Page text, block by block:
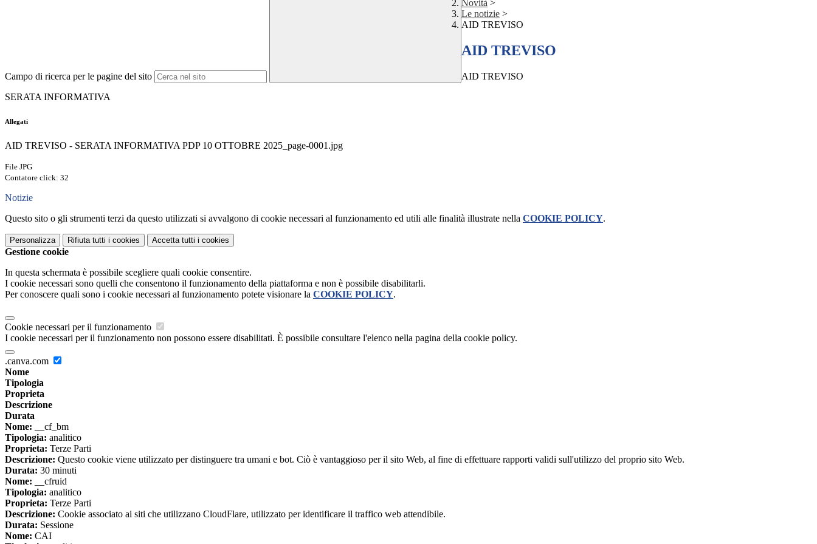
Campo di ricerca per le pagine del sito
Novità >
Le notizie >
AID TREVISO
AID TREVISO
AID TREVISO
SERATA INFORMATIVA
Allegati
AID TREVISO - SERATA INFORMATIVA PDP 10 OTTOBRE 2025_page-0001.jpg
File JPG
Contatore click: 32
Notizie
Questo sito o gli strumenti terzi da questo utilizzati si avvalgono di cookie necessari al funzionamento ed utili alle finalità illustrate nella COOKIE POLICY.
Personalizza Rifiuta tutti i cookies Accetta tutti i cookies
Gestione cookie
In questa schermata è possibile scegliere quali cookie consentire.
I cookie necessari sono quelli che consentono il funzionamento della piattaforma e non è possibile disabilitarli.
Per conoscere quali sono i cookie necessari al funzionamento potete visionare la COOKIE POLICY.
Cookie necessari per il funzionamento
I cookie necessari per il funzionamento non possono essere disabilitati. È possibile consultare l'elenco nella pagina della cookie policy.
.canva.com
Nome
Tipologia
Proprieta
Descrizione
Durata
Nome: __cf_bm
Tipologia: analitico
Proprieta: Terze Parti
Descrizione: Questo cookie viene utilizzato per distinguere tra umani e bot. Ciò è vantaggioso per il sito Web, al fine di effettuare rapporti validi sull'utilizzo del proprio sito Web.
Durata: 30 minuti
Nome: __cfruid
Tipologia: analitico
Proprieta: Terze Parti
Descrizione: Cookie associato ai siti che utilizzano CloudFlare, utilizzato per identificare il traffico web attendibile.
Durata: Sessione
Nome: CAI